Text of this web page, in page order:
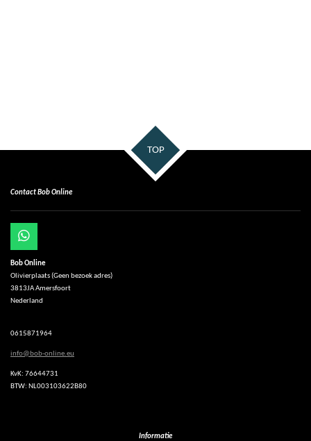
TOP
Contact Bob Online
W
h
a
t
s
A
p
Bob Online
Olivierplaats (Geen bezoek adres)
3813JA Amersfoort
Nederland
0615871964
info@bob-online.eu
KvK: 76644731
BTW: NL003103622B80
Informatie